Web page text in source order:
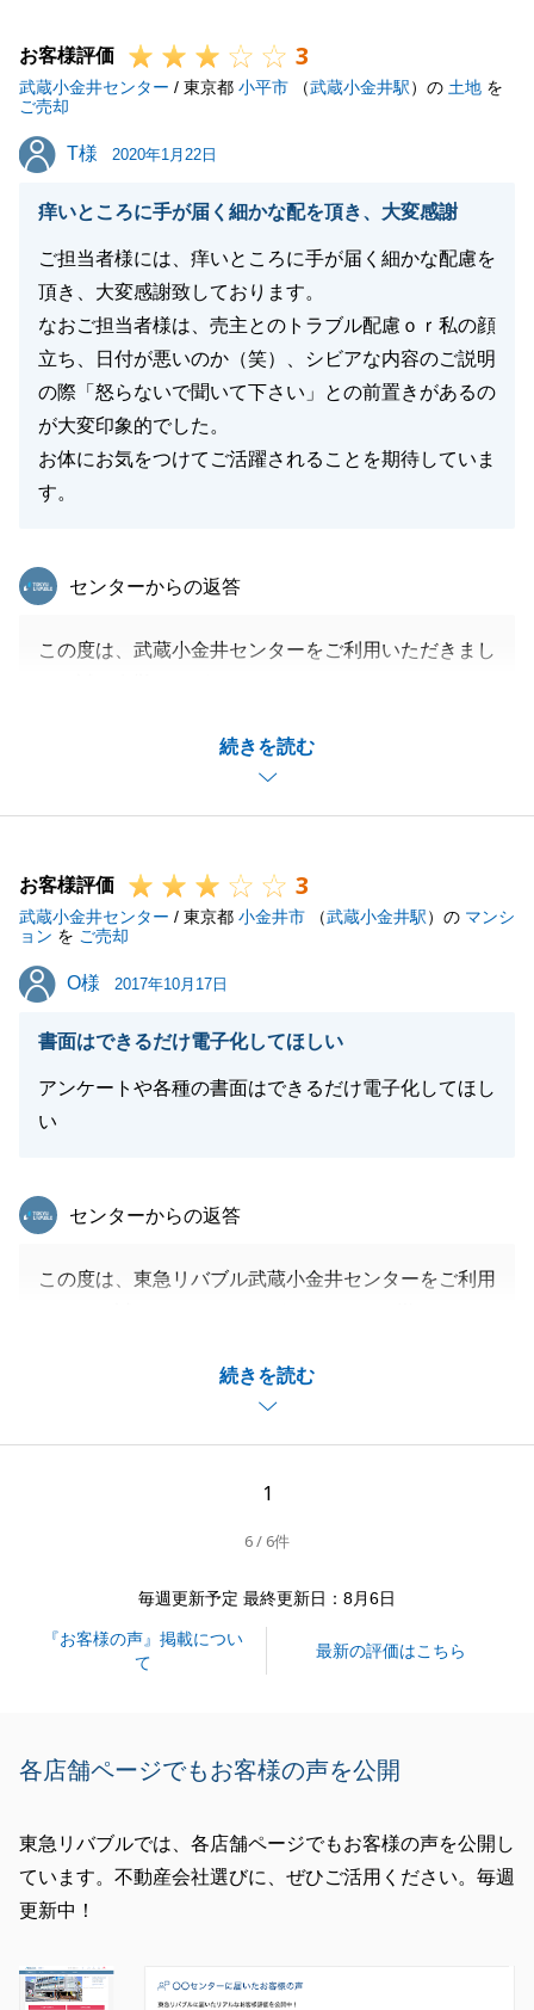
閉じる
お客様評価 3
武蔵小金井センター / 東京都 小平市 （武蔵小金井駅）の 土地 を
ご売却
T様
T様 2020年1月22日
痒いところに手が届く細かな配を頂き、大変感謝
ご担当者様には、痒いところに手が届く細かな配慮を
頂き、大変感謝致しております。
なおご担当者様は、売主とのトラブル配慮ｏｒ私の顔
立ち、日付が悪いのか（笑）、シビアな内容のご説明
の際「怒らないで聞いて下さい」との前置きがあるの
が大変印象的でした。
お体にお気をつけてご活躍されることを期待していま
す。
続きを読む
東急リバブル
センターからの返答
この度は、武蔵小金井センターをご利用いただきまし
T様からお預かりした土地は、販売活動の期間が、長
引いてしまい大変申し訳ありませんでした。
販売活動期間中の状況報告で、遠方より何度か現地に
ていただき、とても嬉しかったです。
また、東急リバブルをご利用いただく際は是非お声が
けください。
この度は、誠に有難うございました。
閉じる
お客様評価 3
武蔵小金井センター / 東京都 小金井市 （武蔵小金井駅）の マンシ
ョン を ご売却
O様
O様 2017年10月17日
書面はできるだけ電子化してほしい
アンケートや各種の書面はできるだけ電子化してほし
い
続きを読む
東急リバブル
センターからの返答
この度は、東急リバブル武蔵小金井センターをご利用
きるだけお客様の声に近い対応ができるよう努めてま
今後、不動産のことのみならずO様のお役に立てるこ
1
6 / 6件
毎週更新予定 最終更新日：8月6日
『お客様の声』掲載につい
て
最新の評価はこちら
各店舗ページでもお客様の声を公開
東急リバブルでは、各店舗ページでもお客様の声を公開し
ています。不動産会社選びに、ぜひご活用ください。毎週
更新中！